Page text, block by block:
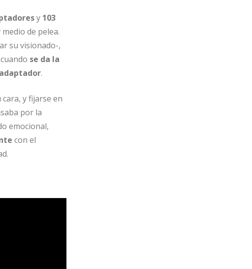
y 103
de pelea.
su visionado-,
se da la
adaptador.
cara, y fijarse en
por la
emocional,
con el